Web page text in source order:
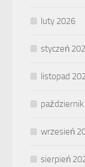
luty 2026
styczeń
listopad
wrzesień
sierpień